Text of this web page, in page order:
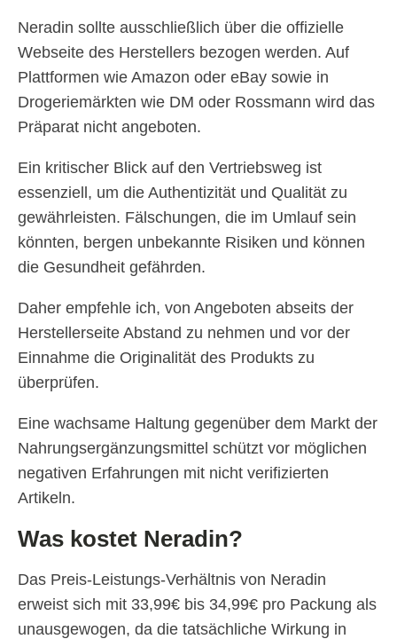
Neradin sollte ausschließlich über die offizielle
Webseite des Herstellers bezogen werden. Auf
Plattformen wie Amazon oder eBay sowie in
Drogeriemärkten wie DM oder Rossmann wird das
Präparat nicht angeboten.
Ein kritischer Blick auf den Vertriebsweg ist
essenziell, um die Authentizität und Qualität zu
gewährleisten. Fälschungen, die im Umlauf sein
könnten, bergen unbekannte Risiken und können
die Gesundheit gefährden.
Daher empfehle ich, von Angeboten abseits der
Herstellerseite Abstand zu nehmen und vor der
Einnahme die Originalität des Produkts zu
überprüfen.
Eine wachsame Haltung gegenüber dem Markt der
Nahrungsergänzungsmittel schützt vor möglichen
negativen Erfahrungen mit nicht verifizierten
Artikeln.
Was kostet Neradin?
Das Preis-Leistungs-Verhältnis von Neradin
erweist sich mit 33,99€ bis 34,99€ pro Packung als
unausgewogen, da die tatsächliche Wirkung in